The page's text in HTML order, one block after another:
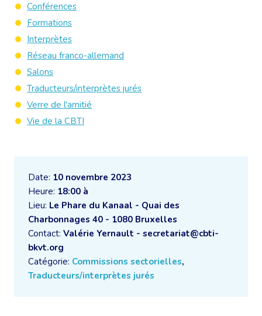
Date: 10 novembre 2023
Heure: 18:00 à
Lieu: Le Phare du Kanaal - Quai des
Charbonnages 40 - 1080 Bruxelles
Contact: Valérie Yernault - secretariat@cbti-
bkvt.org
Catégorie: Commissions sectorielles,
Traducteurs/interprètes jurés
Conférences
Formations
Interprètes
Réseau franco-allemand
Salons
Traducteurs/interprètes jurés
Verre de l'amitié
Vie de la CBTI